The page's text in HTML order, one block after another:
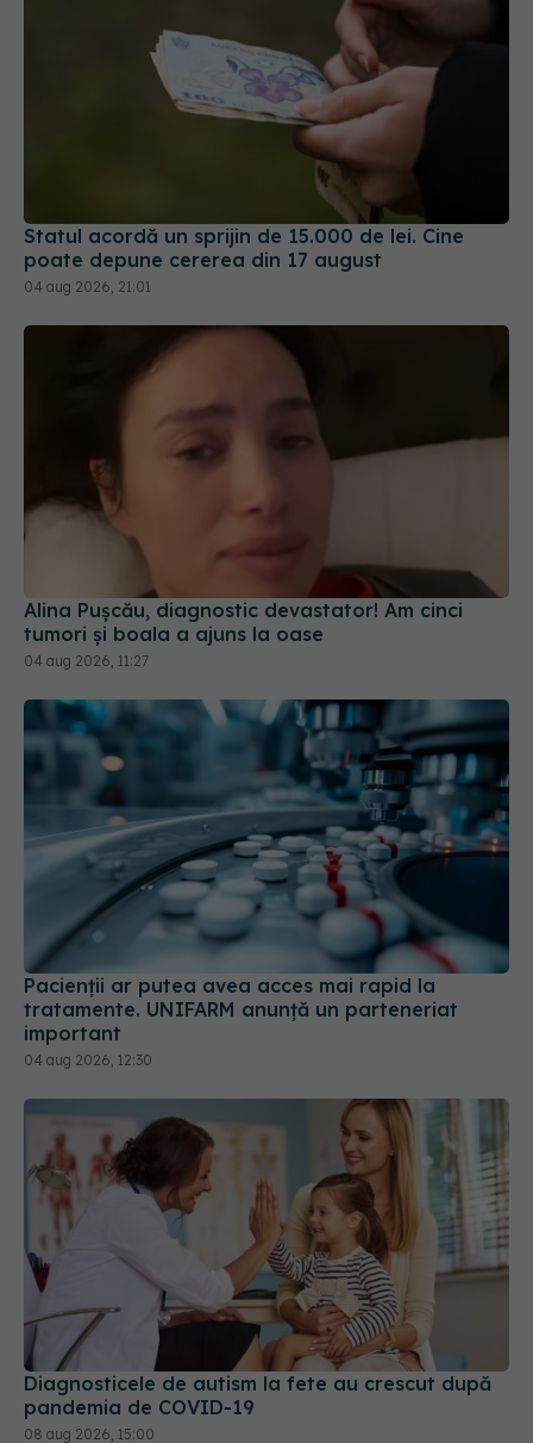
Statul acordă un sprijin de 15.000 de lei. Cine
poate depune cererea din 17 august
Alina Pușcău, diagnostic devastator! Am cinci
tumori și boala a ajuns la oase
04 aug 2026, 11:27
Pacienții ar putea avea acces mai rapid la
tratamente. UNIFARM anunță un parteneriat
important
04 aug 2026, 12:30
Diagnosticele de autism la fete au crescut după
pandemia de COVID-19
08 aug 2026, 15:00